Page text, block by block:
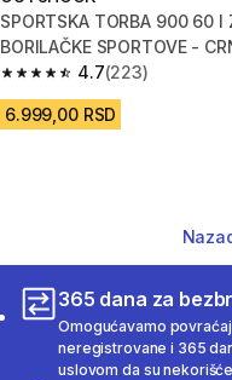
SPORTSKA TORBA 900 60 l
BORILAČKE SPORTOVE -
4.7
4.7 od 5 zvezdica from 223
(223)
6.999,00 RSD
365 dana za
Omogućavamo
neregistrovane i 365
uslovom da su